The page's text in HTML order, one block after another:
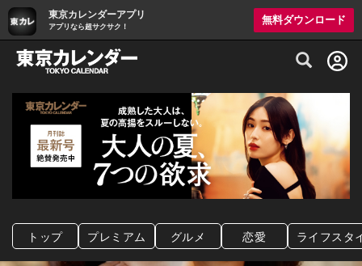
東京カレンダーアプリ
アプリなら超サクサク！
無料ダウンロード
グルメ情報・プレミアムレストラン予約
トップ プレミアム グルメ 恋愛 ライフスタ